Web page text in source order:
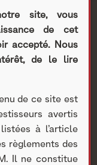
et
et
site, vous
de cet
accepté. Nous
de le lire
de ce site est
avertis
à l’article
règlements des
Il ne constitue